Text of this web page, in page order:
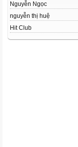
Nguyễn Ngọc
nguyễn thị huệ
Hit Club